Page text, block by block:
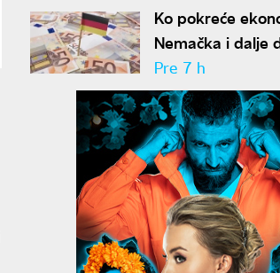
Ko pokreće
Nemačka i dalje
Pre 7 h